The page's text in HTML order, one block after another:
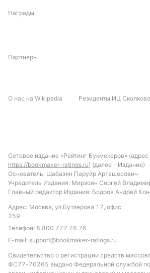
Награды
Партнеры
О нас на Wikipedia Резиденты ИЦ Сколково
Сетевое издание «Рейтинг Букмекеров»
https://bookmaker-ratings.ru) (далее - Издание)
Основатель: Шабазян Паруйр Арташесович
Учредитель Издания: Мирзоян Сергей
Главный редактор Издания: Бодров Андрей
Адрес: Москва, ул.Бутлерова 17, офис
259
Телефон: 8 800 777 76 76
E-mail: support@bookmaker-ratings.ru
Свидетельство о регистрации средств
ФС77-70265 выдано Федеральной службой по